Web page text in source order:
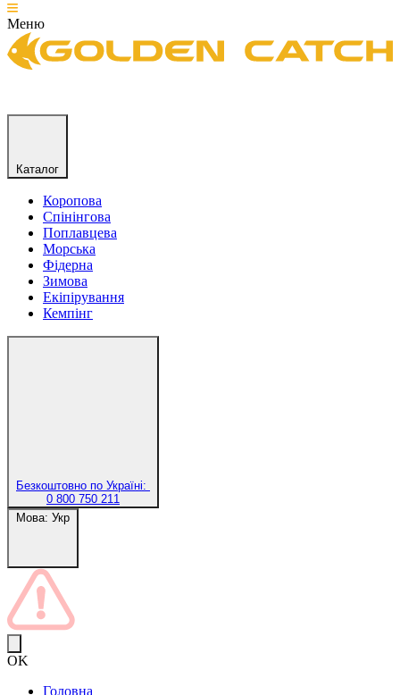
Меню
Каталог
Коропова
Спінінгова
Поплавцева
Морська
Фідерна
Зимова
Екіпірування
Кемпінг
Безкоштовно по Україні:
0 800 750 211
Мова: Укр
OK
Головна